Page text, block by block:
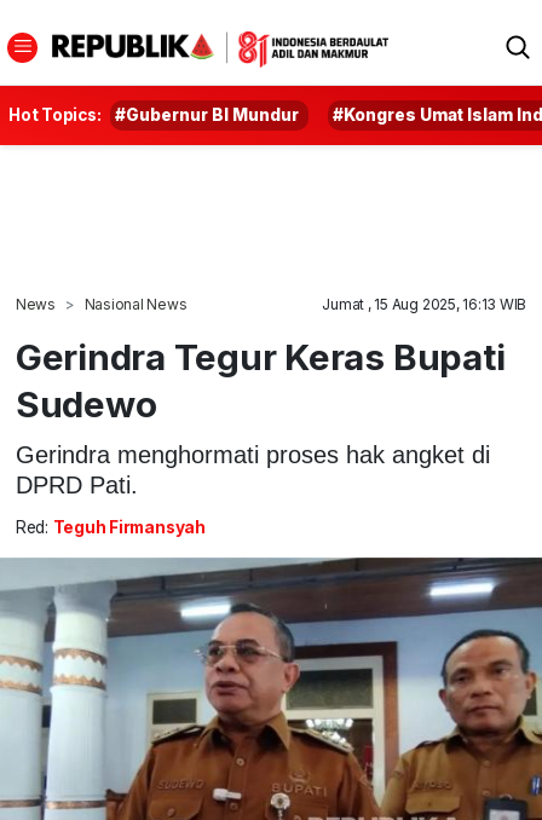
Hot Topics: #Gubernur BI Mundur #Kongres Umat Islam
News Nasional News Jumat , 15 Aug 2025, 16:13 WIB
Gerindra Tegur Keras Bupati
Sudewo
Gerindra menghormati proses hak angket di
DPRD Pati.
Red: Teguh Firmansyah